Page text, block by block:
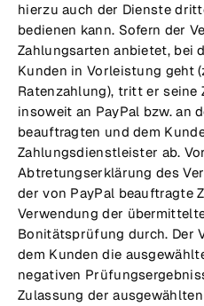
hierzu auch der Dienste
bedienen kann. Sofern der
Zahlungsarten anbietet, bei
Kunden in Vorleistung geht
Ratenzahlung), tritt er seine
insoweit an PayPal bzw. an
beauftragten und dem
Zahlungsdienstleister ab.
Abtretungserklärung des
der von PayPal beauftragte
Verwendung der
Bonitätsprüfung durch. Der
dem Kunden die
negativen
Zulassung der